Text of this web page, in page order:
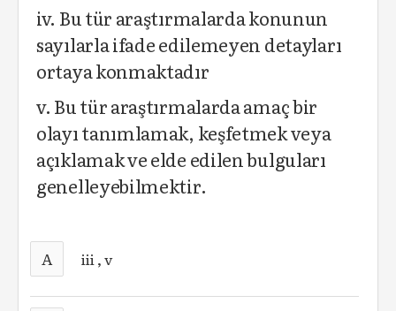
iv. Bu tür araştırmalarda konunun
sayılarla ifade edilemeyen detayları
ortaya konmaktadır
v. Bu tür araştırmalarda amaç bir
olayı tanımlamak, keşfetmek veya
açıklamak ve elde edilen bulguları
genelleyebilmektir.
A iii , v